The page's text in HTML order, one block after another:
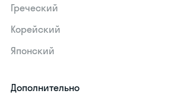
Греческий
Корейский
Японский
Дополнительно